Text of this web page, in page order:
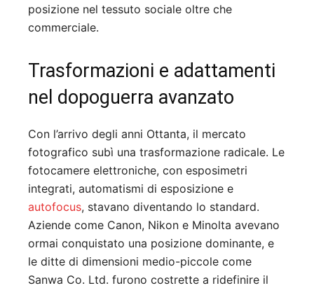
posizione nel tessuto sociale oltre che
commerciale.
Trasformazioni e adattamenti
nel dopoguerra avanzato
Con l’arrivo degli anni Ottanta, il mercato
fotografico subì una trasformazione radicale. Le
fotocamere elettroniche, con esposimetri
integrati, automatismi di esposizione e
autofocus, stavano diventando lo standard.
Aziende come Canon, Nikon e Minolta avevano
ormai conquistato una posizione dominante, e
le ditte di dimensioni medio-piccole come
Sanwa Co. Ltd. furono costrette a ridefinire il